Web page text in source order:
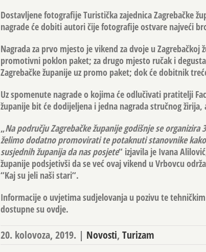
Dostavljene fotografije Turistička zajednica Zagrebačke
nagrade će dobiti autori čije fotografije ostvare najveći
Nagrada za prvo mjesto je vikend za dvoje u
promotivni poklon paket; za drugo mjesto ručak i
Zagrebačke županije uz promo paket; dok će dobitnik
Uz spomenute nagrade o kojima će odlučivati pratitelji
županije bit će dodijeljena i jedna nagrada stručnog
„Na području Zagrebačke županije godišnje se
želimo dodatno promovirati te potaknuti stanovnike
susjednih županija da nas posjete“ izjavila je Ivana
županije podsjetivši da se već ovaj vikend u Vrbovcu
“Kaj su jeli naši stari“.
Informacije o uvjetima sudjelovanja u pozivu te
dostupne su ovdje.
20. kolovoza, 2019. | Novosti, Turizam